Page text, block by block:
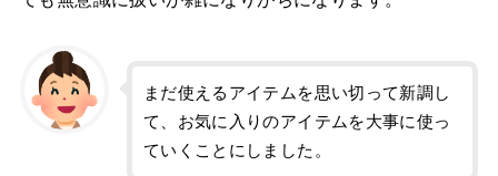
まだ使えるアイテムを思い切って新調し
て、お気に入りのアイテムを大事に使っ
ていくことにしました。